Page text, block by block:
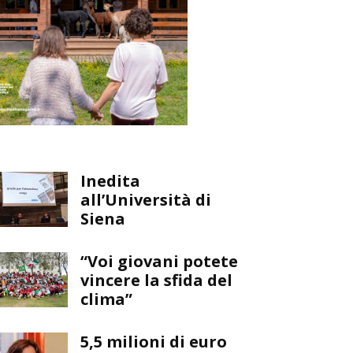
Inedita
all’Università di
Siena
“Voi giovani potete
vincere la sfida del
clima”
5,5 milioni di euro